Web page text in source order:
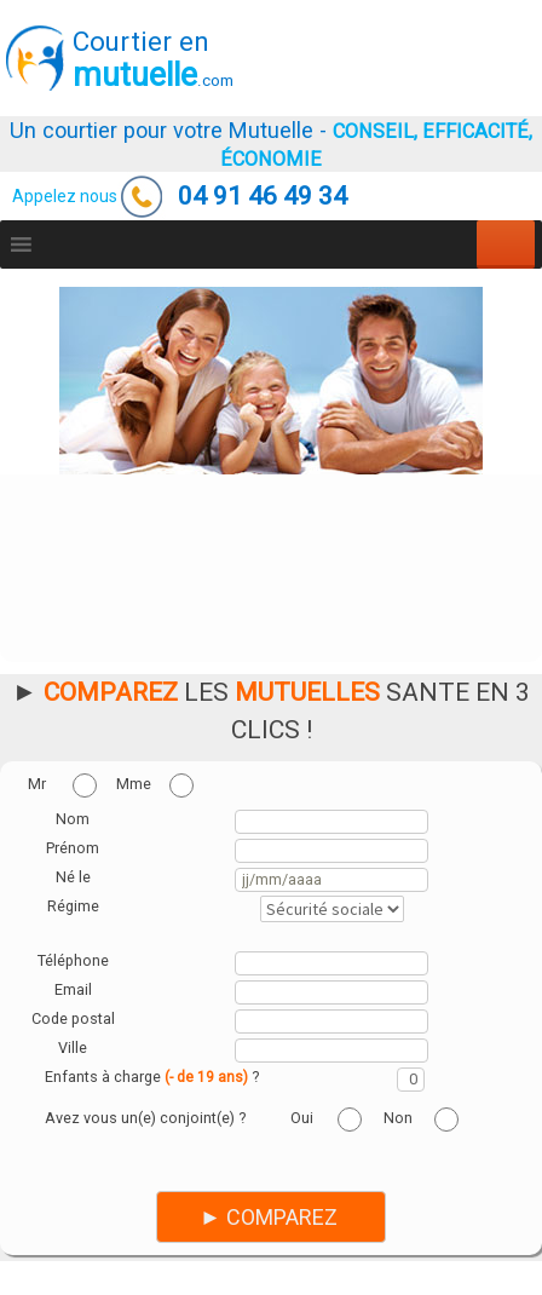
Courtier en
mutuelle.com
Un courtier pour votre Mutuelle - CONSEIL, EFFICACITÉ,
ÉCONOMIE
Appelez nous 04 91 46 49 34
au
► COMPAREZ LES MUTUELLES SANTE EN 3
CLICS !
Mr
Mme
Nom
Prénom
Né le
Régime
Téléphone
Email
Code postal
Ville
Enfants à charge(- de 19 ans)?
Avez vous un(e) conjoint(e) ? Oui Non